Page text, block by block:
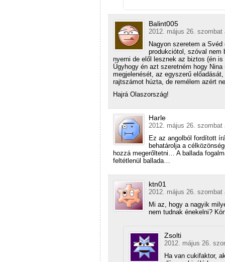
Balint005
2012. május 26. szombat
Nagyon szeretem a
produkciótol, szóval nem
nyerni de elől lesznek az biztos (én
Úgyhogy én azt szeretném hogy
megjelenését, az egyszerű
rajtszámot húzta, de remélem azért
Hajrá Olaszország!
Harle
2012. május 26. szombat
Ez az angolból fordított
behatárolja a
hozzá megerőltetni… A ballada
feltétlenül ballada…
ktn01
2012. május 26. szombat
Mi az, hogy a nagyik
nem tudnak énekelni?
Zsolti
2012. május 26.
Ha van cukifaktor,